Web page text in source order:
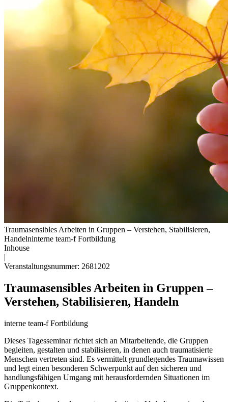
Traumasensibles Arbeiten in Gruppen – Verstehen, Stabilisieren,
Handelninterne team-f Fortbildung
Inhouse
|
Veranstaltungsnummer: 2681202
Traumasensibles Arbeiten in Gruppen –
Verstehen, Stabilisieren, Handeln
interne team-f Fortbildung
Dieses Tagesseminar richtet sich an Mitarbeitende, die Gruppen
begleiten, gestalten und stabilisieren, in denen auch traumatisierte
Menschen vertreten sind. Es vermittelt grundlegendes Traumawissen
und legt einen besonderen Schwerpunkt auf den sicheren und
handlungsfähigen Umgang mit herausfordernden Situationen im
Gruppenkontext.